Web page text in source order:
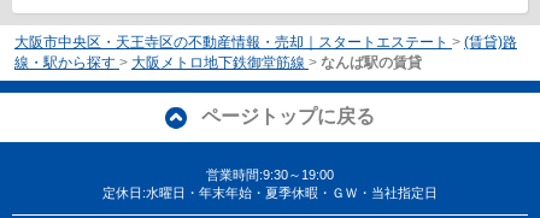
大阪市中央区・天王寺区の不動産情報・売却｜スタートエステート > (賃貸)路
線・駅から探す > 大阪メトロ地下鉄御堂筋線 > なんば駅の賃貸
ページトップに戻る
営業時間:9:30～19:00
定休日:水曜日・年末年始・夏季休暇・ＧＷ・当社指定日